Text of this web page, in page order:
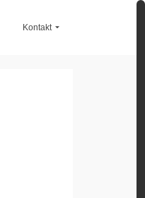
Kontakt